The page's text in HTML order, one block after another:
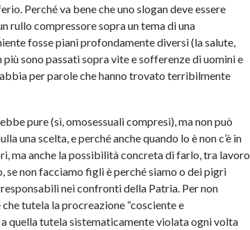
Perché va bene che uno slogan deve essere
rullo compressore sopra un tema di una
fosse piani profondamente diversi (la salute,
sono passati sopra vite e sofferenze di uomini e
per parole che hanno trovato terribilmente
pure (sì, omosessuali compresi), ma non può
una scelta, e perché anche quando lo è non c’è in
ma anche la possibilità concreta di farlo, tra lavoro
se non facciamo figli è perché siamo o dei pigri
nei confronti della Patria. Per non
tutela la procreazione “cosciente e
quella tutela sistematicamente violata ogni volta